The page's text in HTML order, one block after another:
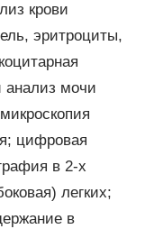
крови
эритроциты,
мочи
цифровая
в 2-х
легких;
в